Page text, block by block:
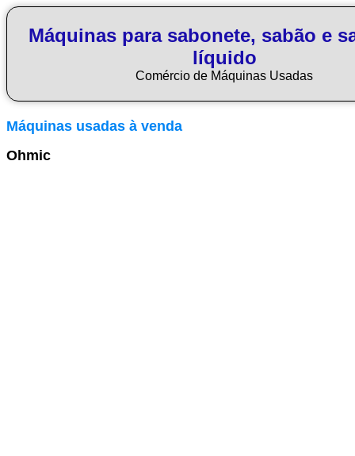
Máquinas para sabonete, sabão e
líquido
Comércio de Máquinas Usadas
Máquinas usadas à venda
Ohmic